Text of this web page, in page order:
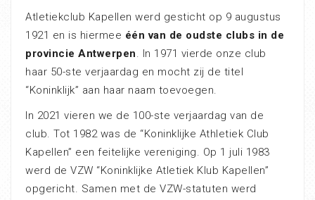
Atletiekclub Kapellen werd gesticht op 9 augustus
1921 en is hiermee één van de oudste clubs in de
provincie Antwerpen. In 1971 vierde onze club
haar 50-ste verjaardag en mocht zij de titel
“Koninklijk” aan haar naam toevoegen.
In 2021 vieren we de 100-ste verjaardag van de
club. Tot 1982 was de “Koninklijke Athletiek Club
Kapellen” een feitelijke vereniging. Op 1 juli 1983
werd de VZW “Koninklijke Atletiek Klub Kapellen”
opgericht. Samen met de VZW-statuten werd